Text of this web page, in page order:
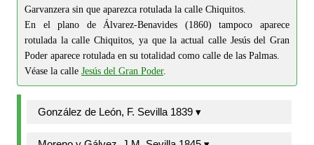
Garvanzera sin que aparezca rotulada la calle Chiquitos.
En el plano de Álvarez-Benavides (1860) tampoco aparece
rotulada la calle Chiquitos, ya que la actual calle Jesús del Gran
Poder aparece rotulada en su totalidad como calle de las Palmas.
Véase la calle Jesús del Gran Poder.
González de León, F. Sevilla 1839 ▾